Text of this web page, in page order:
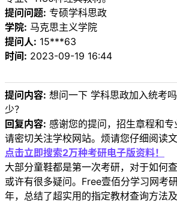
提问问题: 专硕学科思政
学院: 马克思主义学院
提问人: 15***63
时间: 2023-09-19 16:44
提问内容: 想问一下 学科思政加入统考
少？
回复内容: 感谢您的提问，招生章程和专
请密切关注学校网站。烦请您仔细阅读
点击立即搜索2万种考研电子版资料！
大部分童鞋都是第一次考研，对于如何
或许有很多疑问。Free壹佰分学习网考
年，总结了超实用的指定教材查询方法